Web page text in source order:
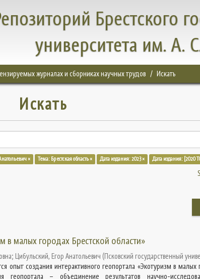
Брестского
университета им. А.
журналах и сборниках научных трудов Искать
Искать
× Тема: Брестская область × Дата издания: 2023 × Дата издания: [2020
в малых городах Брестской области»
; Цибульский, Егор Анатольевич (Псковский государственный
опыт создания интерактивного геопортала «Экотуризм в малых
геопортала – объединение результатов научно-